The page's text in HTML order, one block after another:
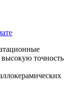
высокую точность